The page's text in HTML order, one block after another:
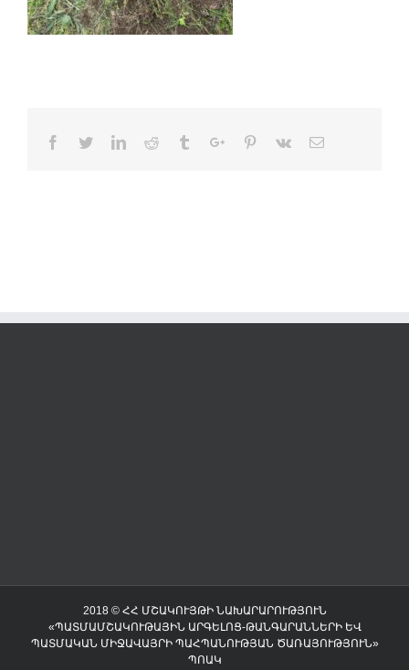
Facebook
TwitterLinkedinReddit TumblrGoogle+Pinterest
Vk Email
2018 © ՀՀ ՄՇԱԿՈՒՅԹԻ ՆԱԽԱՐԱՐՈՒԹՅՈՒՆ
«ՊԱՏՄԱՄՇԱԿՈՒԹԱՅԻՆ ԱՐԳԵԼՈՑ-ԹԱՆԳԱՐԱՆՆԵՐԻ ԵՎ
ՊԱՏՄԱԿԱՆ ՄԻՋԱՎԱՅՐԻ ՊԱՀՊԱՆՈՒԹՅԱՆ ԾԱՌԱՅՈՒԹՅՈՒՆ»
ՊՈԱԿ